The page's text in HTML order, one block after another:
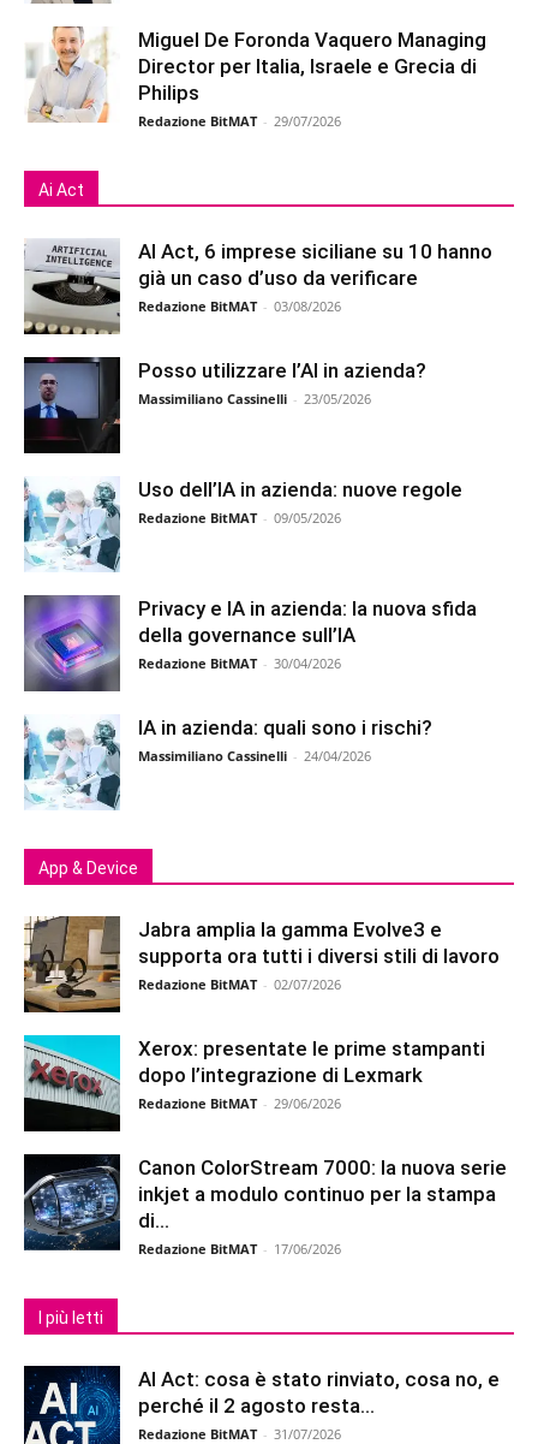
Miguel De Foronda Vaquero Managing
Director per Italia, Israele e Grecia di
Philips
Redazione BitMAT - 29/07/2026
Ai Act
AI Act, 6 imprese siciliane su 10 hanno
già un caso d’uso da verificare
Redazione BitMAT - 03/08/2026
Posso utilizzare l’AI in azienda?
Massimiliano Cassinelli - 23/05/2026
Uso dell’IA in azienda: nuove regole
Redazione BitMAT - 09/05/2026
Privacy e IA in azienda: la nuova sfida
della governance sull’IA
Redazione BitMAT - 30/04/2026
IA in azienda: quali sono i rischi?
Massimiliano Cassinelli - 24/04/2026
App & Device
Jabra amplia la gamma Evolve3 e
supporta ora tutti i diversi stili di lavoro
Redazione BitMAT - 02/07/2026
Xerox: presentate le prime stampanti
dopo l’integrazione di Lexmark
Redazione BitMAT - 29/06/2026
Canon ColorStream 7000: la nuova serie
inkjet a modulo continuo per la stampa
di...
Redazione BitMAT - 17/06/2026
I più letti
AI Act: cosa è stato rinviato, cosa no, e
perché il 2 agosto resta...
Redazione BitMAT - 31/07/2026